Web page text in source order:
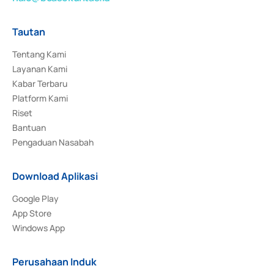
Tautan
Tentang Kami
Layanan Kami
Kabar Terbaru
Platform Kami
Riset
Bantuan
Pengaduan Nasabah
Download Aplikasi
Google Play
App Store
Windows App
Perusahaan Induk